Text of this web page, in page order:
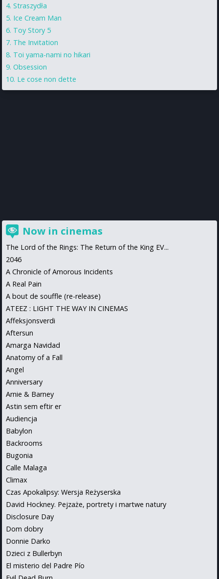
Straszydła
Ice Cream Man
Toy Story 5
The Invitation
Toi yama-nami no hikari
Obsession
Le cose non dette
Now in cinemas
The Lord of the Rings: The Return of the King EV...
2046
A Chronicle of Amorous Incidents
A Real Pain
A bout de souffle (re-release)
ATEEZ : LIGHT THE WAY IN CINEMAS
Affeksjonsverdi
Aftersun
Amarga Navidad
Anatomy of a Fall
Angel
Anniversary
Arnie & Barney
Astin sem eftir er
Audiencja
Babylon
Backrooms
Bugonia
Calle Malaga
Climax
Czas Apokalipsy: Wersja Reżyserska
David Hockney. Pejzaże, portrety i martwe natury
Disclosure Day
Dom dobry
Donnie Darko
Dzieci z Bullerbyn
El misterio del Padre Pío